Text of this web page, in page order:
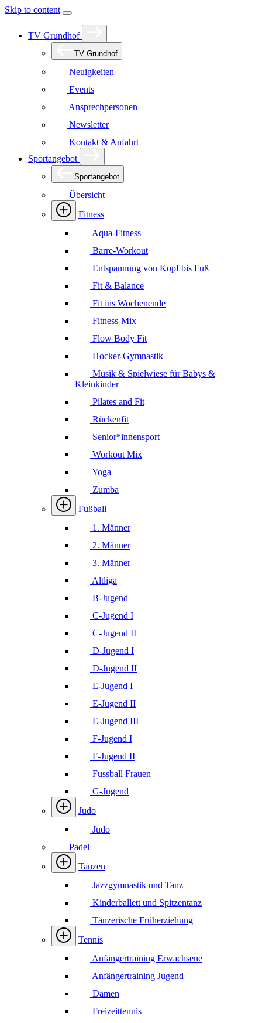
Skip to content
TV Grundhof
TV Grundhof
Neuigkeiten
Events
Ansprechpersonen
Newsletter
Kontakt & Anfahrt
Sportangebot
Sportangebot
Übersicht
Fitness
Aqua-Fitness
Barre-Workout
Entspannung von Kopf bis Fuß
Fit & Balance
Fit ins Wochenende
Fitness-Mix
Flow Body Fit
Hocker-Gymnastik
Musik & Spielwiese für Babys &
Kleinkinder
Pilates and Fit
Rückenfit
Senior*innensport
Workout Mix
Yoga
Zumba
Fußball
1. Männer
2. Männer
3. Männer
Altliga
B-Jugend
C-Jugend I
C-Jugend II
D-Jugend I
D-Jugend II
E-Jugend I
E-Jugend II
E-Jugend III
F-Jugend I
F-Jugend II
Fussball Frauen
G-Jugend
Judo
Judo
Padel
Tanzen
Jazzgymnastik und Tanz
Kinderballett und Spitzentanz
Tänzerische Früherziehung
Tennis
Anfängertraining Erwachsene
Anfängertraining Jugend
Damen
Freizeittennis